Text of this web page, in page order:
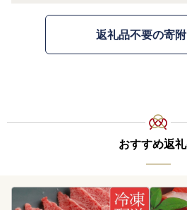
返礼品不要の寄
おすすめ返